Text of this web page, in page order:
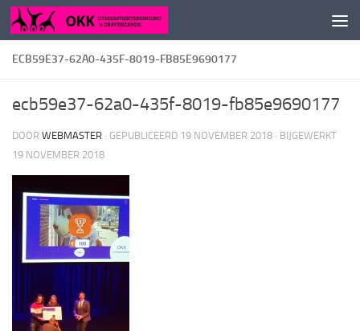
Doorgaan naar inhoud
ECB59E37-62A0-435F-8019-FB85E9690177
ecb59e37-62a0-435f-8019-fb85e9690177
DOOR WEBMASTER · GEPUBLICEERD 19 NOVEMBER 2018 · BIJGEWERKT
19 NOVEMBER 2018